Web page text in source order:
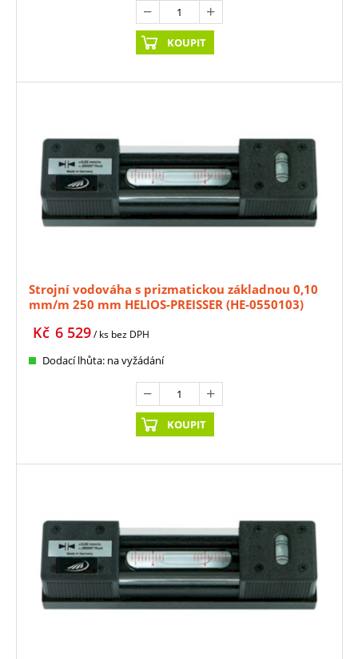
KOUPIT
Strojní vodováha s prizmatickou základnou 0,10
mm/m 250 mm HELIOS-PREISSER (HE-0550103)
6 529
Kč / ks bez DPH
Dodací lhůta: na vyžádání
KOUPIT